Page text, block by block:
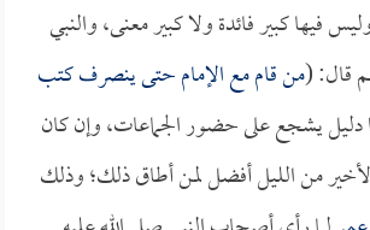
فيها كبير فائدة ولا كبير معنى، والنبي
قال: (من قام مع الإمام حتى ينصرف كتب
يشجع على حضور الجماعات، وإن كان
الأخير من الليل أفضل لمن أطاق ذلك؛ وذلك